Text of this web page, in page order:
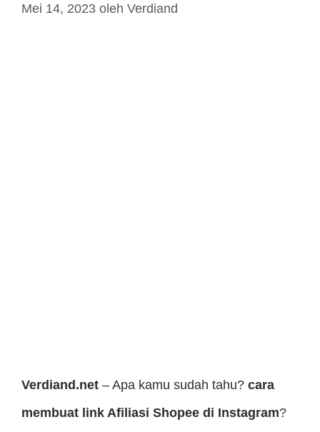
Mei 14, 2023 oleh Verdiand
Verdiand.net – Apa kamu sudah tahu? cara
membuat link Afiliasi Shopee di Instagram?